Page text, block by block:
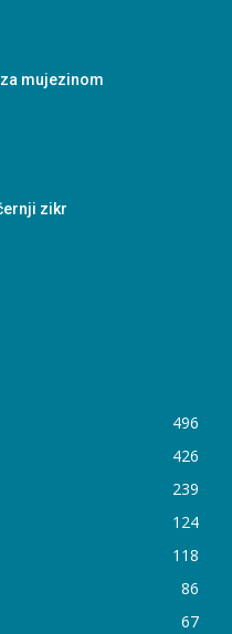
mujezinom
zikr
496
426
239
124
118
86
67